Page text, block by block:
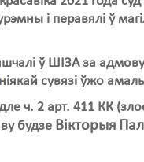
і перавялі ў
ў ШІЗА за адмову
ніякай сувязі ўжо
ч. 2 арт. 411 КК
будзе Вікторыя